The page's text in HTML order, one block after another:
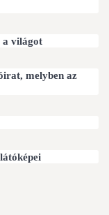
a világot
melyben az